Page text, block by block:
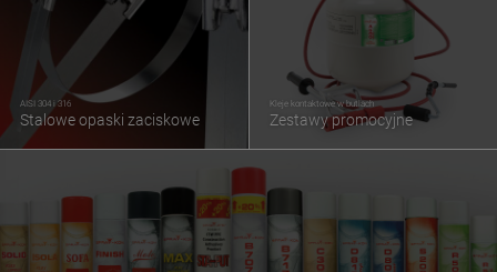
AISI 304 i 316
Stalowe opaski zaciskowe
Kleje kontaktowe w butlach
Zestawy promocyjne